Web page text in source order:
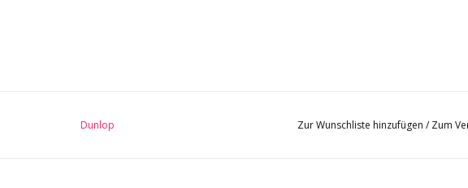
Dunlop Zur Wunschliste hinzufügen / Zum